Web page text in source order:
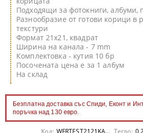
Подходящи за фотокниги, албуми,
Разнообразие от готови корици в
текстури
Формат 21x21, квадрат
Ширина на канала - 7 mm
Комплектовка - кутия 10 бр
Посочената цена е за 1 албум
На склад
Безплатна доставка със Спиди, Еконт и
поръчка над 130 евро.
Код: WFRTEST2121KACH Тегло: